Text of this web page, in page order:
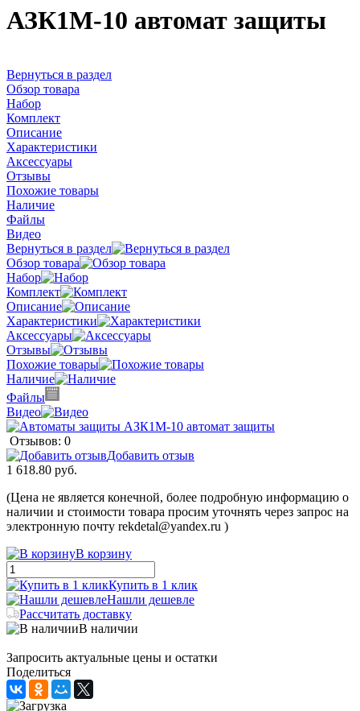
АЗК1М-10 автомат защиты
Вернуться в раздел
Обзор товара
Набор
Комплект
Описание
Характеристики
Аксессуары
Отзывы
Похожие товары
Наличие
Файлы
Видео
Вернуться в раздел
Обзор товара
Набор
Комплект
Описание
Характеристики
Аксессуары
Отзывы
Похожие товары
Наличие
Файлы
Видео
Отзывов: 0
Добавить отзыв
1 618.80 руб.
(Цена не является конечной, более подробную информацию о
наличии и стоимости товара просим уточнять через запрос на
электронную почту rekdetal@yandex.ru )
В корзину
Купить в 1 клик
Нашли дешевле
Рассчитать доставку
В наличии
Запросить актуальные цены и остатки
Поделиться